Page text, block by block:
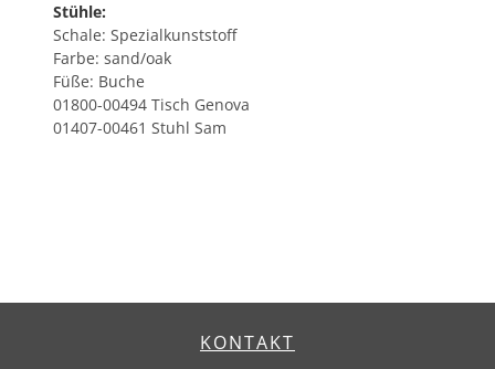
Stühle:
Schale: Spezialkunststoff
Farbe: sand/oak
Füße: Buche
01800-00494 Tisch Genova
01407-00461 Stuhl Sam
KONTAKT